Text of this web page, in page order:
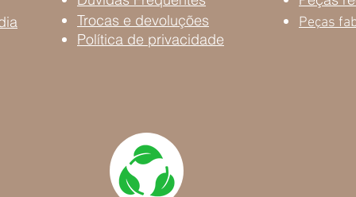
Trocas e devoluções
Política de privacidade
Peças